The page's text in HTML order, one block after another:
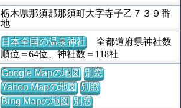
栃木県那須郡那須町大字寺子乙７３９番
地
日本全国の温泉神社全都道府県神社数
順位＝64位、神社数＝118社
Google Mapの地図 別窓
Yahoo Mapの地図 別窓
Bing Mapの地図 別窓